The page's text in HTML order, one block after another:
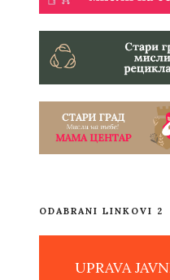
ODABRANI LINKOVI 2
UPRAVA